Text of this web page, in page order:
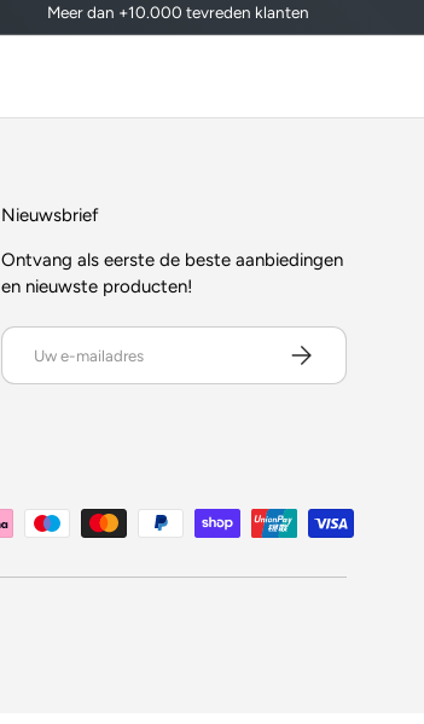
Meer dan +10.000 tevreden klanten
Nieuwsbrief
Ontvang als eerste de beste aanbiedingen
en nieuwste producten!
E-mailadres
ABONNEER